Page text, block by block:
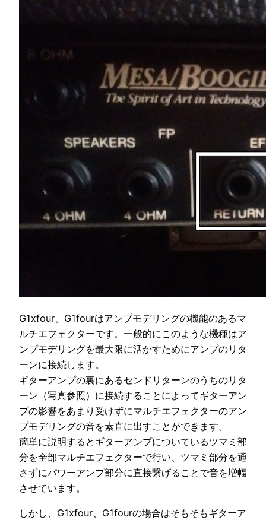
G1xfour、G1fourはアンプモデリングの機能のあるマ
ルチエフェクターです。一般的にこのような機種はア
ンプモデリングを最大限に活かすためにアンプのリタ
ーンに接続します。
ギターアンプの裏にあるセンドリターンのうちのリタ
ーン（写真参照）に接続することによってギターアン
プの影響をあまり受けずにマルチエフェクターのアン
プモデリングの音を素直に出すことができます。
簡単に説明するとギターアンプについているツマミ部
分を全部マルチエフェクターで行い、ツマミ部分を通
さずにパワーアンプ部分に直接繋げることで音を増幅
させています。
しかし、G1xfour、G1fourの場合はそもそもギターア